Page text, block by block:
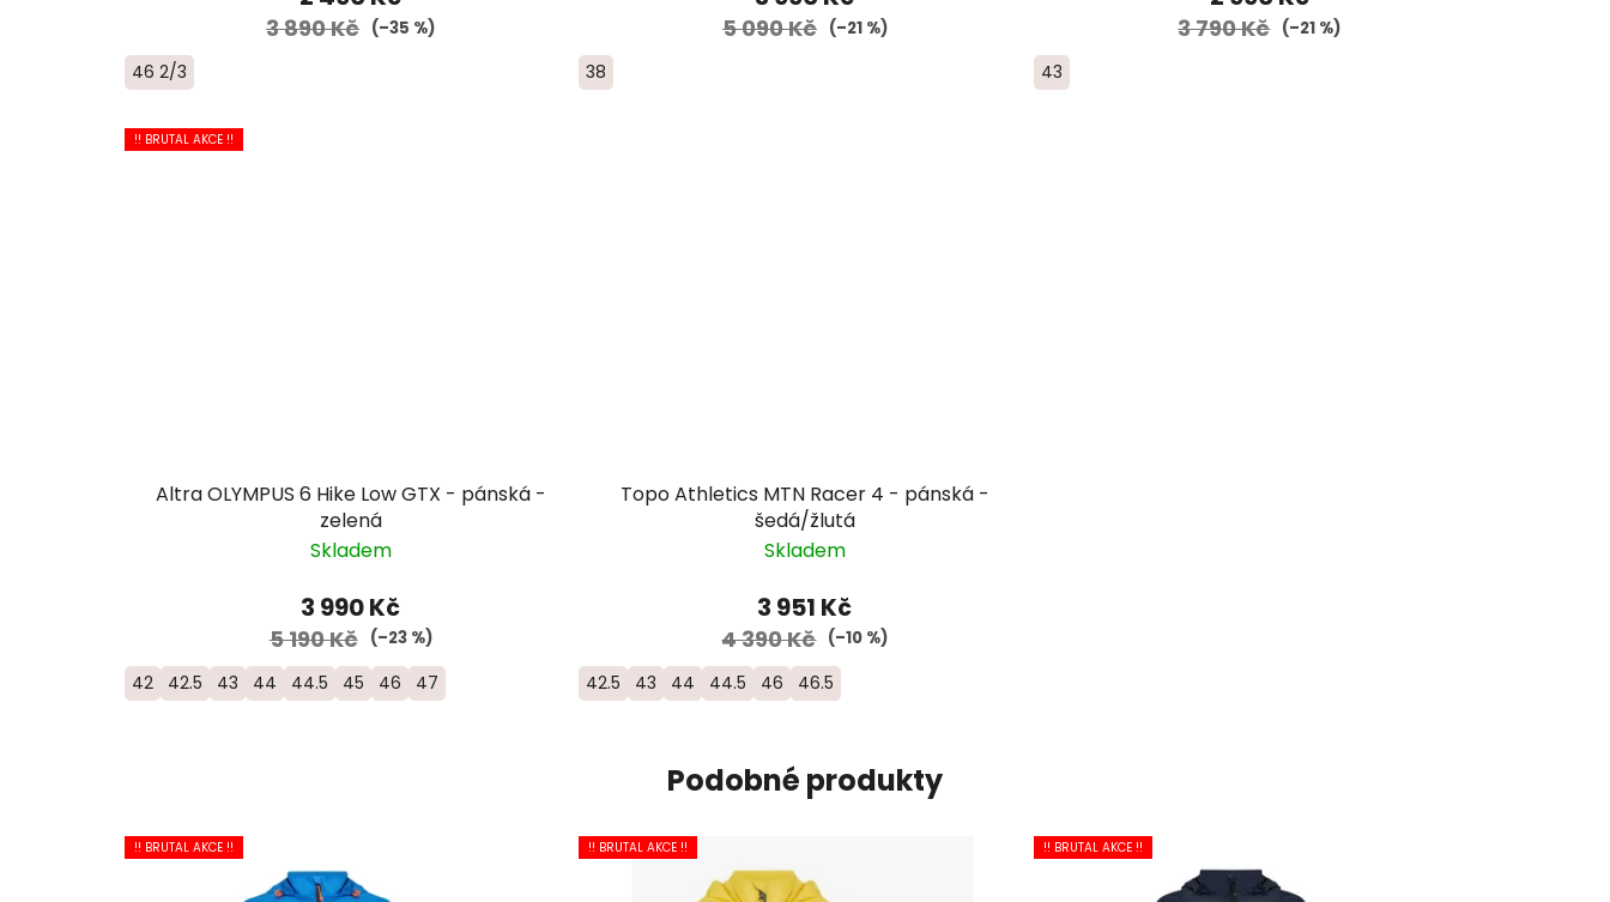
3 890 Kč (–35 %)
46 2/3
5 090 Kč (–21 %)
38
3 790 Kč (–21 %)
43
!! BRUTAL AKCE !!
Altra OLYMPUS 6 Hike Low GTX - pánská -
zelená
Skladem
3 990 Kč
5 190 Kč (–23 %)
42 42.5 43 44 44.5 45 46 47
Topo Athletics MTN Racer 4 - pánská -
šedá/žlutá
Skladem
3 951 Kč
4 390 Kč (–10 %)
42.5 43 44 44.5 46 46.5
Podobné produkty
!! BRUTAL AKCE !! !! BRUTAL AKCE !! !! BRUTAL AKCE !!